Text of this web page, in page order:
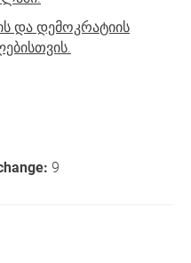
და დემოკრატიის
9